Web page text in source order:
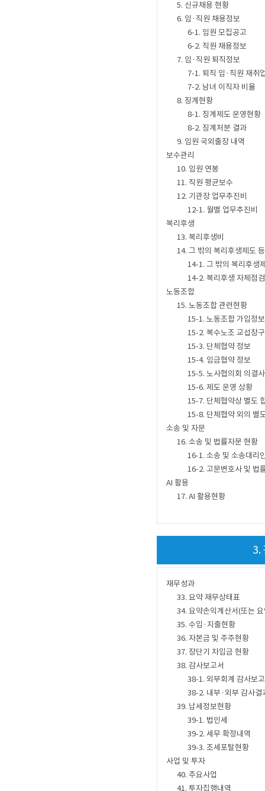
5. 신규채용 현황
6. 임·직원 채용정보
6-1. 임원 모집공고
6-2. 직원 채용정보
7. 임·직원 퇴직정보
7-1. 퇴직 임·직원 재취
7-2. 남녀 이직자 비율
8. 징계현황
8-1. 징계제도 운영현황
8-2. 징계처분 결과
9. 임원 국외출장 내역
보수관리
10. 임원 연봉
11. 직원 평균보수
12. 기관장 업무추진비
12-1. 월별 업무추진비
복리후생
13. 복리후생비
14. 그 밖의 복리후생제도
14-1. 그 밖의 복리후생
14-2. 복리후생 자체점
노동조합
15. 노동조합 관련현황
15-1. 노동조합 가입정보
15-2. 복수노조 교섭창
15-3. 단체협약 정보
15-4. 임금협약 정보
15-5. 노사협의회 의결
15-6. 제도 운영 상황
15-7. 단체협약상 별도
15-8. 단체협약 외의 별
소송 및 자문
16. 소송 및 법률자문 현황
16-1. 소송 및 소송대리
16-2. 고문변호사 및 법
AI 활용
17. AI 활용현황
3.
재무성과
33. 요약 재무상태표
34. 요약손익계산서(또는
35. 수입·지출현황
36. 자본금 및 주주현황
37. 장단기 차입금 현황
38. 감사보고서
38-1. 외부회계 감사보
38-2. 내부·외부 감사결
39. 납세정보현황
39-1. 법인세
39-2. 세무 확정내역
39-3. 조세포탈현황
사업 및 투자
40. 주요사업
41. 투자집행내역